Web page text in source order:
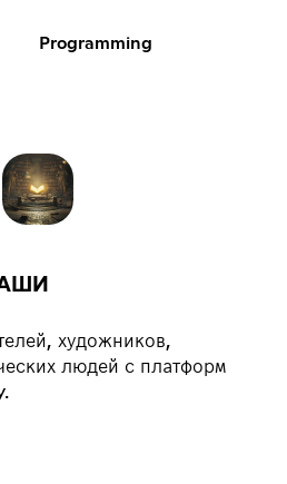
Programming
художников,
людей с платформ